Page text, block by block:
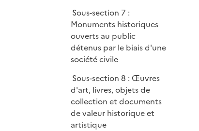
Sous-section 7 :
Monuments historiques
ouverts au public
détenus par le biais d'une
société civile
Sous-section 8 : Œuvres
d'art, livres, objets de
collection et documents
de valeur historique et
artistique